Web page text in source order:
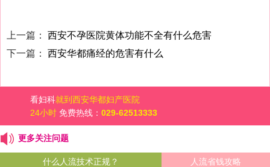
上一篇： 西安不孕医院黄体功能不全有什么危害
下一篇： 西安华都痛经的危害有什么
看妇科就到西安华都妇产医院
24小时 免费热线： 029-62513333
更多关注问题
什么人流技术正规？
人流省钱攻略